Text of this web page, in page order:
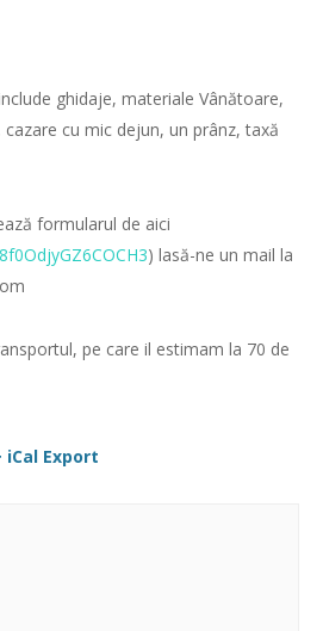
ghidaje, materiale Vânătoare,
cu mic dejun, un prânz, taxă
formularul de aici
) lasă-ne un mail la
pe care il estimam la 70 de
iCal Export